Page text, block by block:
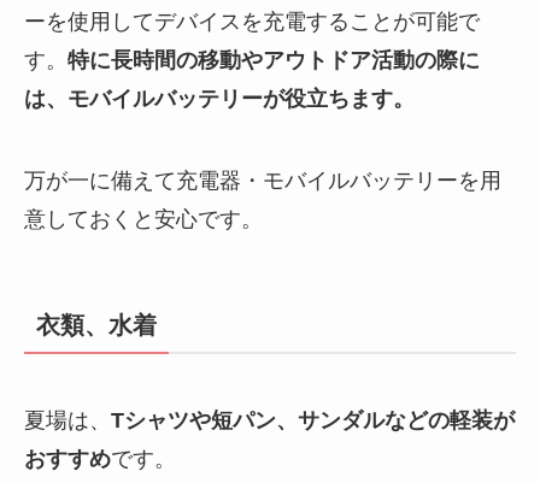
ーを使用してデバイスを充電することが可能で
す。 特に長時間の移動やアウトドア活動の際に
は、モバイルバッテリーが役立ちます。
万が一に備えて充電器・モバイルバッテリーを用
意しておくと安心です。
衣類、水着
夏場は、 Tシャツや短パン、サンダルなどの軽装が
おすすめです。